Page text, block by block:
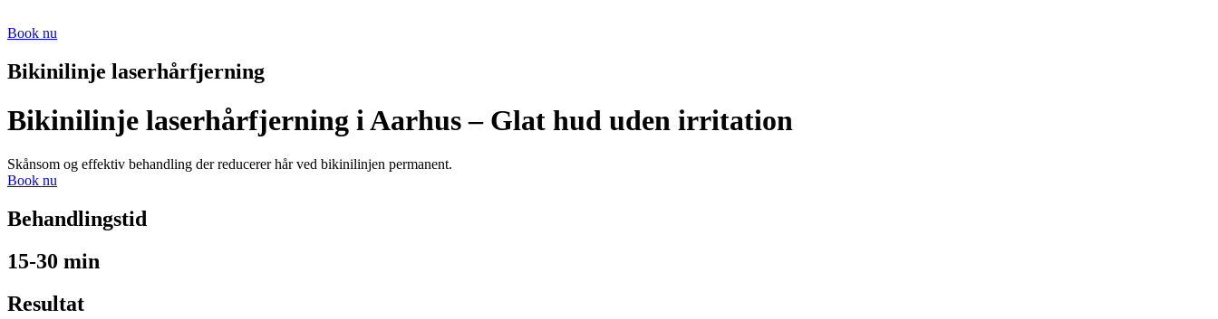
Book nu
Bikinilinje laserhårfjerning
Bikinilinje laserhårfjerning i Aarhus – Glat hud uden irritation
Skånsom og effektiv behandling der reducerer hår ved bikinilinjen permanent.
Book nu
Behandlingstid
15-30 min
Resultat